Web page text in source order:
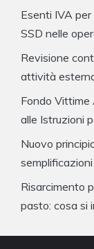
Esenti IVA
SSD nelle
Revisione
attività
Fondo
alle Istruzioni
Nuovo
Risarcimento
pasto: cosa si